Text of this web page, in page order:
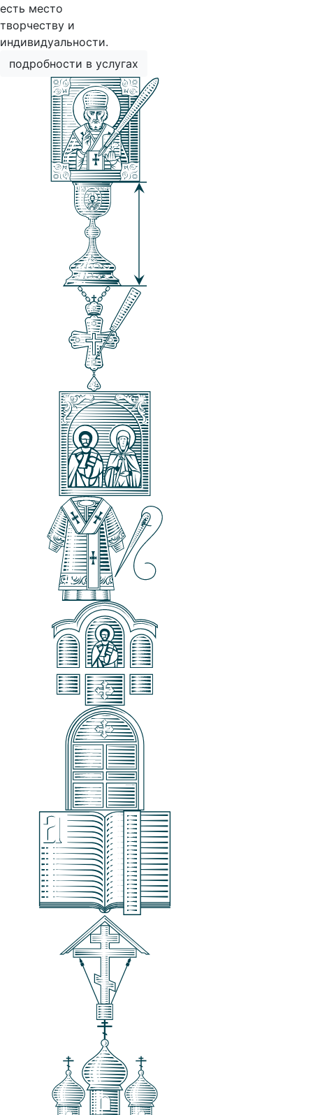
есть место
творчеству и
индивидуальности.
подробности в услугах